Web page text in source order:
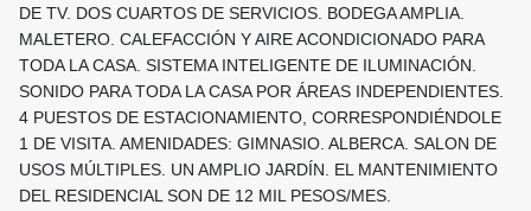
DE TV. DOS CUARTOS DE SERVICIOS. BODEGA AMPLIA.
MALETERO. CALEFACCIÓN Y AIRE ACONDICIONADO PARA
TODA LA CASA. SISTEMA INTELIGENTE DE ILUMINACIÓN.
SONIDO PARA TODA LA CASA POR ÁREAS INDEPENDIENTES.
4 PUESTOS DE ESTACIONAMIENTO, CORRESPONDIÉNDOLE
1 DE VISITA. AMENIDADES: GIMNASIO. ALBERCA. SALON DE
USOS MÚLTIPLES. UN AMPLIO JARDÍN. EL MANTENIMIENTO
DEL RESIDENCIAL SON DE 12 MIL PESOS/MES.